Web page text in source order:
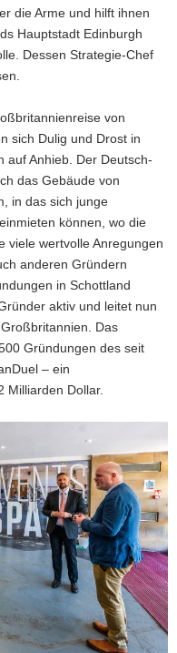
die Arme und hilft ihnen
Hauptstadt Edinburgh
Dessen Strategie-Chef
von
sich Dulig und Drost in
auf Anhieb. Der Deutsch-
das Gebäude von
in das sich junge
können, wo die
viele wertvolle Anregungen
anderen Gründern
in Schottland
aktiv und leitet nun
Das
Gründungen des seit
– ein
Milliarden Dollar.